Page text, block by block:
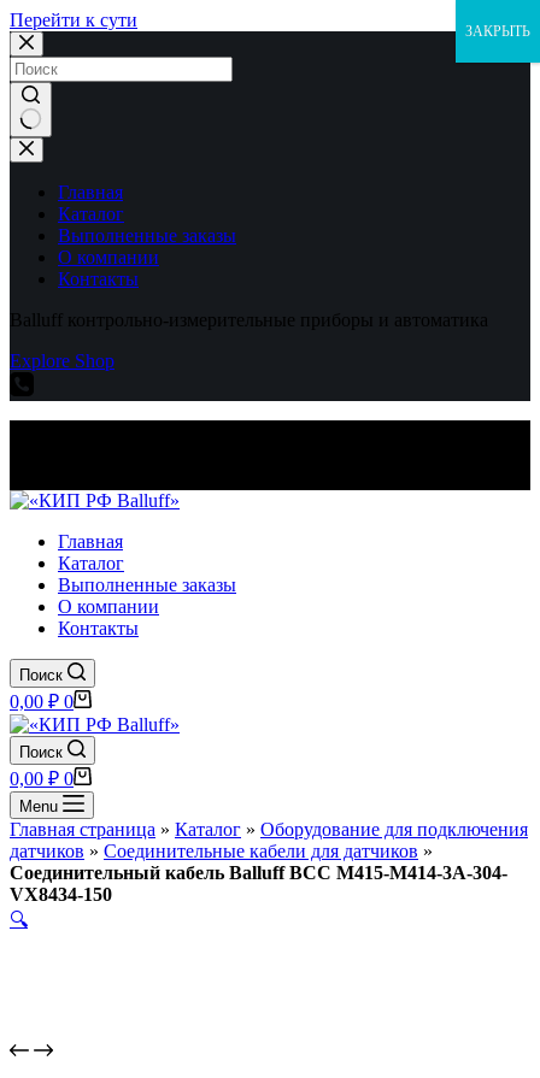
Перейти к сути
Ничего
не
найденоГлавная
Каталог
Выполненные заказы
О компании
Контакты
Balluff контрольно-измерительные приборы и автоматика
Explore Shop
Главная
Каталог
Выполненные заказы
О компании
Контакты
Поиск
Корзина
0,00 ₽ 0
Поиск
Корзина
0,00 ₽ 0
Menu
Главная страница » Каталог » Оборудование для подключения
датчиков » Соединительные кабели для датчиков »
Соединительный кабель Balluff BCC M415-M414-3A-304-
VX8434-150
🔍
ЗАКРЫТЬ